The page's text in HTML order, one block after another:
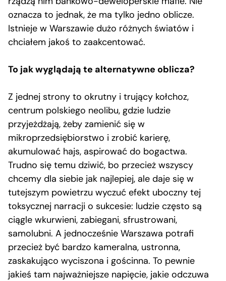
oznacza to jednak, że ma tylko jedno oblicze.
Istnieje w Warszawie dużo różnych światów i
chciałem jakoś to zaakcentować.
To jak wyglądają te alternatywne oblicza?
Z jednej strony to okrutny i trujący kołchoz,
centrum polskiego neolibu, gdzie ludzie
przyjeżdżają, żeby zamienić się w
mikroprzedsiębiorstwo i zrobić karierę,
akumulować hajs, aspirować do bogactwa.
Trudno się temu dziwić, bo przecież wszyscy
chcemy dla siebie jak najlepiej, ale daje się w
tutejszym powietrzu wyczuć efekt uboczny tej
toksycznej narracji o sukcesie: ludzie często są
ciągle wkurwieni, zabiegani, sfrustrowani,
samolubni. A jednocześnie Warszawa potrafi
przecież być bardzo kameralna, ustronna,
zaskakująco wyciszona i gościnna. To pewnie
jakieś tam najważniejsze napięcie, jakie odczuwa